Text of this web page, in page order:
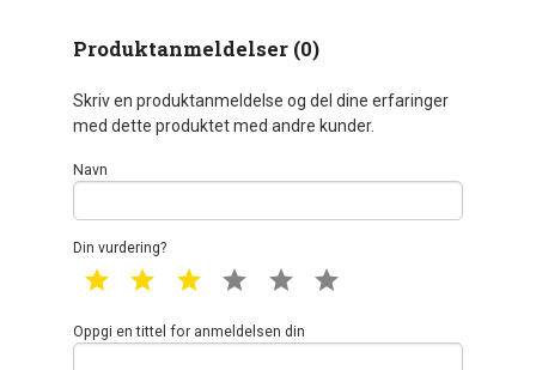
Produktanmeldelser (0)
Skriv en produktanmeldelse og del dine erfaringer
med dette produktet med andre kunder.
Navn
Din vurdering?
1 star 2 star 3 star 4 star 5 star
Oppgi en tittel for anmeldelsen din